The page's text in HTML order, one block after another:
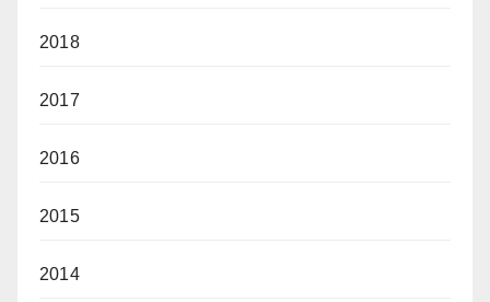
2018
2017
2016
2015
2014